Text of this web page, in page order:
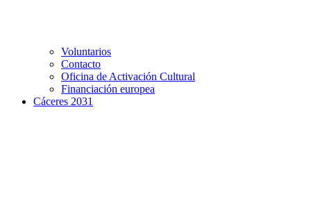
Voluntarios
Contacto
Oficina de Activación Cultural
Financiación europea
Cáceres 2031